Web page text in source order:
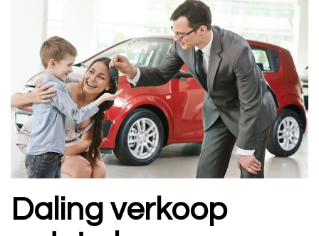
Daling verkoop